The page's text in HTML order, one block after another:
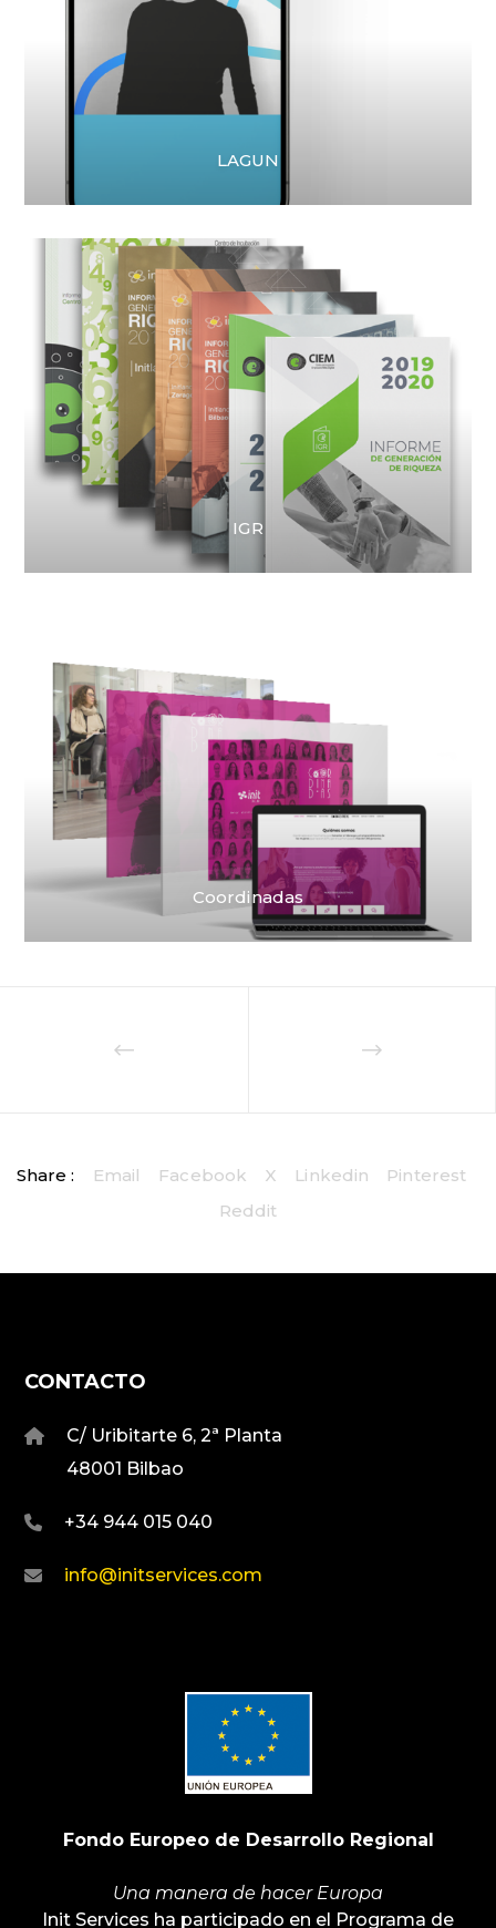
LAGUN
IGR
Coordinadas
Share : Email Facebook X Linkedin
Pinterest
Reddit
CONTACTO
C/ Uribitarte 6, 2ª Planta
48001 Bilbao
+34 944 015 040
info@initservices.com
Fondo Europeo de Desarrollo Regional
Una manera de hacer Europa
Init Services ha participado en el Programa de